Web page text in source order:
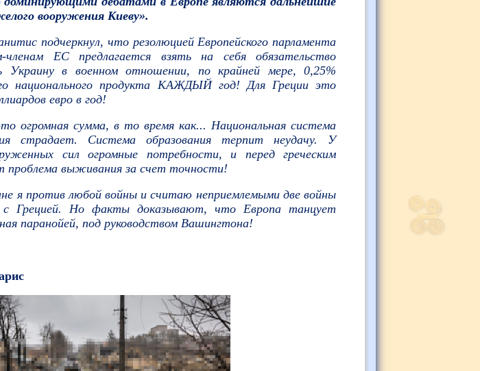
вооружения Киеву».
подчеркнул, что резолюцией Европейского парламента
членам ЕС предлагается взять на себя обязательство
Украину в военном отношении, по крайней мере, 0,25%
национального продукта КАЖДЫЙ год! Для Греции это
евро в год!
огромная сумма, в то время как... Национальная система
страдает. Система образования терпит неудачу. У
сил огромные потребности, и перед греческим
проблема выживания за счет точности!
я против любой войны и считаю неприемлемыми две войны
с Грецией. Но факты доказывают, что Европа танцует
паранойей, под руководством Вашингтона!